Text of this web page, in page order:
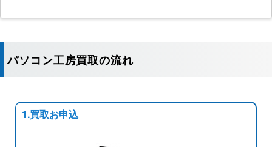
パソコン工房買取の流れ
1.買取お申込